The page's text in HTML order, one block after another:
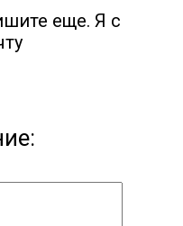
еще. Я с